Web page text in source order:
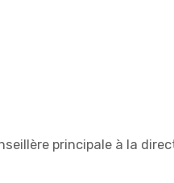
principale à la